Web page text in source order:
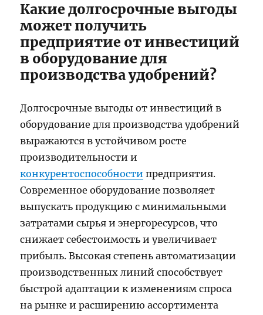
Какие долгосрочные выгоды
может получить
предприятие от инвестиций
в оборудование для
производства удобрений?
Долгосрочные выгоды от инвестиций в
оборудование для производства удобрений
выражаются в устойчивом росте
производительности и
конкурентоспособности предприятия.
Современное оборудование позволяет
выпускать продукцию с минимальными
затратами сырья и энергоресурсов, что
снижает себестоимость и увеличивает
прибыль. Высокая степень автоматизации
производственных линий способствует
быстрой адаптации к изменениям спроса
на рынке и расширению ассортимента